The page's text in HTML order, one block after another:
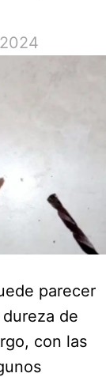
parecer
de
con las